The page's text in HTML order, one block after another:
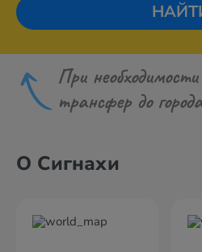
При
трансфер до
О Сигнахи